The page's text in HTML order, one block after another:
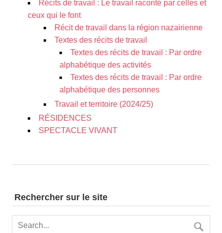
Récits de travail : Le travail raconté par celles et
ceux qui le font
Récit de travail dans la région nazairienne
Textes des récits de travail
Textes des récits de travail : Par ordre
alphabétique des activités
Textes des récits de travail : Par ordre
alphabétique des personnes
Travail et territoire (2024/25)
RÉSIDENCES
SPECTACLE VIVANT
Rechercher sur le site